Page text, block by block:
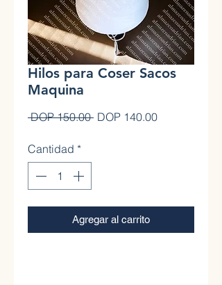
Hilos para Coser Sacos
Maquina
DOP 150.00 Precio
DOP 140.00Precio de
Cantidad *
Agregar al carrito